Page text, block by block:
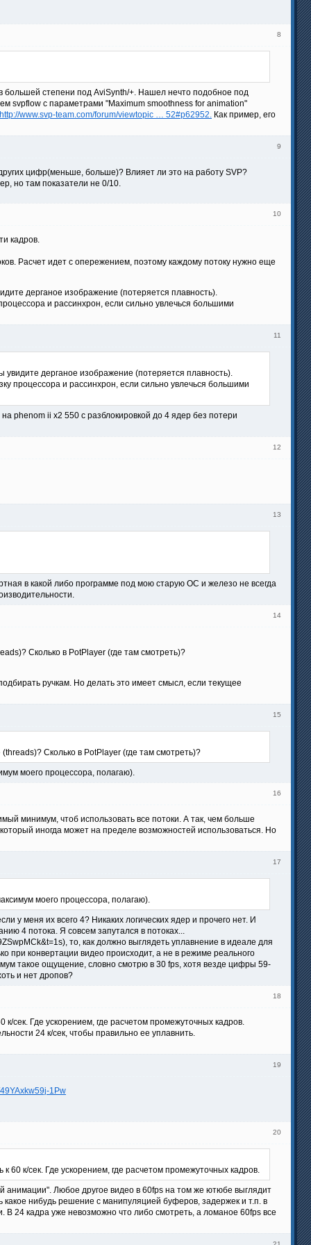
8
большей степени под AviSynth/+. Нашел нечто подобное под
svpflow с параметрами "Maximum smoothness for animation"
http://www.svp-team.com/forum/viewtopic … 52#p62952. Как пример, его
9
цифр(меньше, больше)? Влияет ли это на работу SVP?
но там показатели не 0/10.
10
кадров.
Расчет идет с опережением, поэтому каждому потоку нужно еще
дерганое изображение (потеряется плавность).
и рассинхрон, если сильно увлечься большими
11
дерганое изображение (потеряется плавность).
процессора и рассинхрон, если сильно увлечься большими
phenom ii x2 550 с разблокировкой до 4 ядер без потери
12
13
в какой либо программе под мою старую ОС и железо не всегда
14
Сколько в PotPlayer (где там смотреть)?
ручкам. Но делать это имеет смысл, если текущее
15
Сколько в PotPlayer (где там смотреть)?
моего процессора, полагаю).
16
минимум, чтоб использовать все потоки. А так, чем больше
иногда может на пределе возможностей использоваться. Но
17
моего процессора, полагаю).
у меня их всего 4? Никаких логических ядер и прочего нет. И
4 потока. Я совсем запутался в потоках...
то, как должно выглядеть уплавнение в идеале для
при конвертации видео происходит, а не в режиме реального
такое ощущение, словно смотрю в 30 fps, хотя везде цифры 59-
и нет дропов?
18
сек. Где ускорением, где расчетом промежуточных кадров.
24 к/сек, чтобы правильно ее уплавнить.
19
1Pw
20
к/сек. Где ускорением, где расчетом промежуточных кадров.
анимации". Любое другое видео в 60fps на том же ютюбе выглядит
нибудь решение с манипуляцией буферов, задержек и т.п. в
В 24 кадра уже невозможно что либо смотреть, а ломаное 60fps все